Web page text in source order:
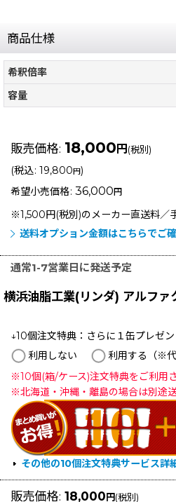
商品仕様
希釈倍率
容量
販売価格: 18,000円(税別)
(税込: 19,800円)
希望小売価格: 36,000円
※1,500円(税別)のメーカー直送料／
送料オプション金額はこちらでご確
通常1-7営業日に発送予定
横浜油脂工業(リンダ) アルフ
↓10個注文特典：さらに１缶プレゼ
利用しない
利用する（※代
※10個(箱/ケース)注文特典をご利用
※北海道・沖縄・離島の場合は別途
その他の10個注文特典サービス詳
販売価格: 18,000円(税別)